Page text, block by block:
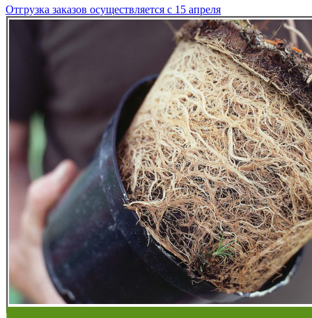
Отгрузка заказов осуществляется с 15 апреля